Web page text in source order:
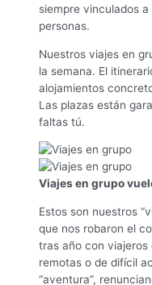
siempre vinculados
personas.
Nuestros viajes en
la semana. El
alojamientos
Las plazas están
faltas tú.
Viajes en grupo
Estos son nuestros
que nos robaron el
tras año con
remotas o de difícil
“aventura”,